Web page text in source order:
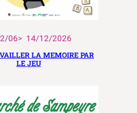
06> 14/12/2026
LA MEMOIRE PAR
LE JEU